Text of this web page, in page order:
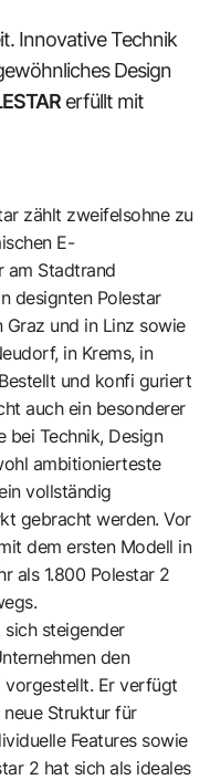
Innovative Technik
Design
erfüllt mit
zählt zweifelsohne zu
E-
am Stadtrand
designten Polestar
Graz und in Linz sowie
in Krems, in
und konfi guriert
auch ein besonderer
bei Technik, Design
ambitionierteste
vollständig
gebracht werden. Vor
dem ersten Modell in
als 1.800 Polestar 2
steigender
den
Er verfügt
neue Struktur für
Features sowie
2 hat sich als ideales